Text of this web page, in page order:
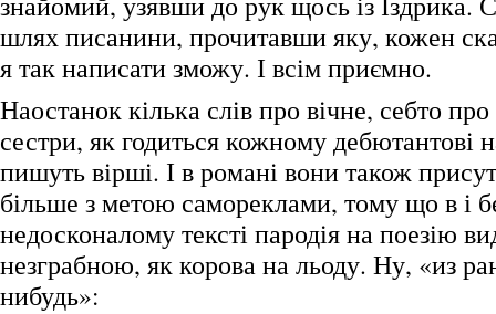
шлях писанини, прочитавши яку, кожен
я так написати зможу. І всім приємно.
Наостанок кілька слів про вічне, себто
сестри, як годиться кожному дебютантові
пишуть вірші. І в романі вони також
більше з метою самореклами, тому що в і
недосконалому тексті пародія на поезію
незграбною, як корова на льоду. Ну, «из
нибудь»: